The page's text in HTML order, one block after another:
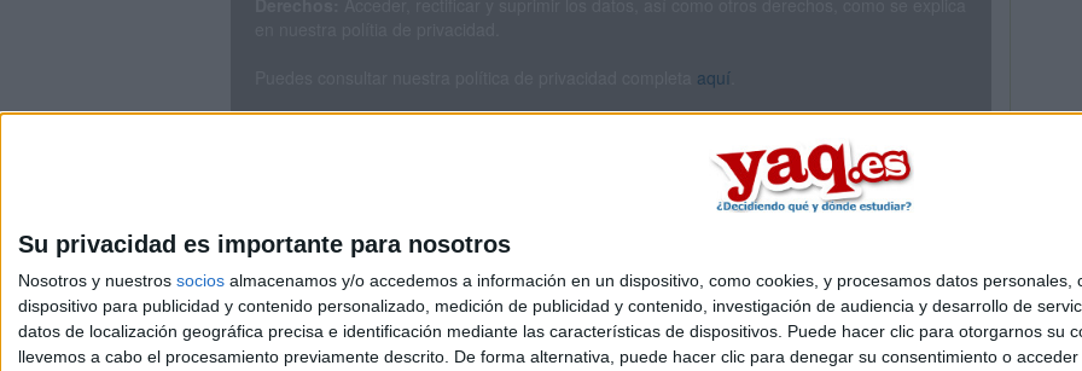
Su privacidad es importante para nosotros
Nosotros y nuestros socios almacenamos y/o accedemos a información en un dispositivo, como cookies, y procesamos datos
dispositivo para publicidad y contenido personalizado, medición de publicidad y contenido, investigación de audiencia y desarrollo de
datos de localización geográfica precisa e identificación mediante las características de dispositivos. Puede hacer clic para otorgarnos su
llevemos a cabo el procesamiento previamente descrito. De forma alternativa, puede hacer clic para denegar su consentimiento o
aquí
Quiénes somos|Contactar|Anúnciate
Aviso legal|Politica de privacidad|Condiciones generales|Política de
© 2003-2026Compás Mediterráneo S.L.- Diego de León 47 - 28006 Madrid [ESPAÑA] -